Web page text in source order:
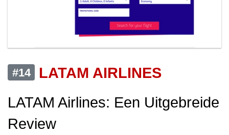
#14
LATAM AIRLINES
LATAM Airlines: Een Uitgebreide
Review